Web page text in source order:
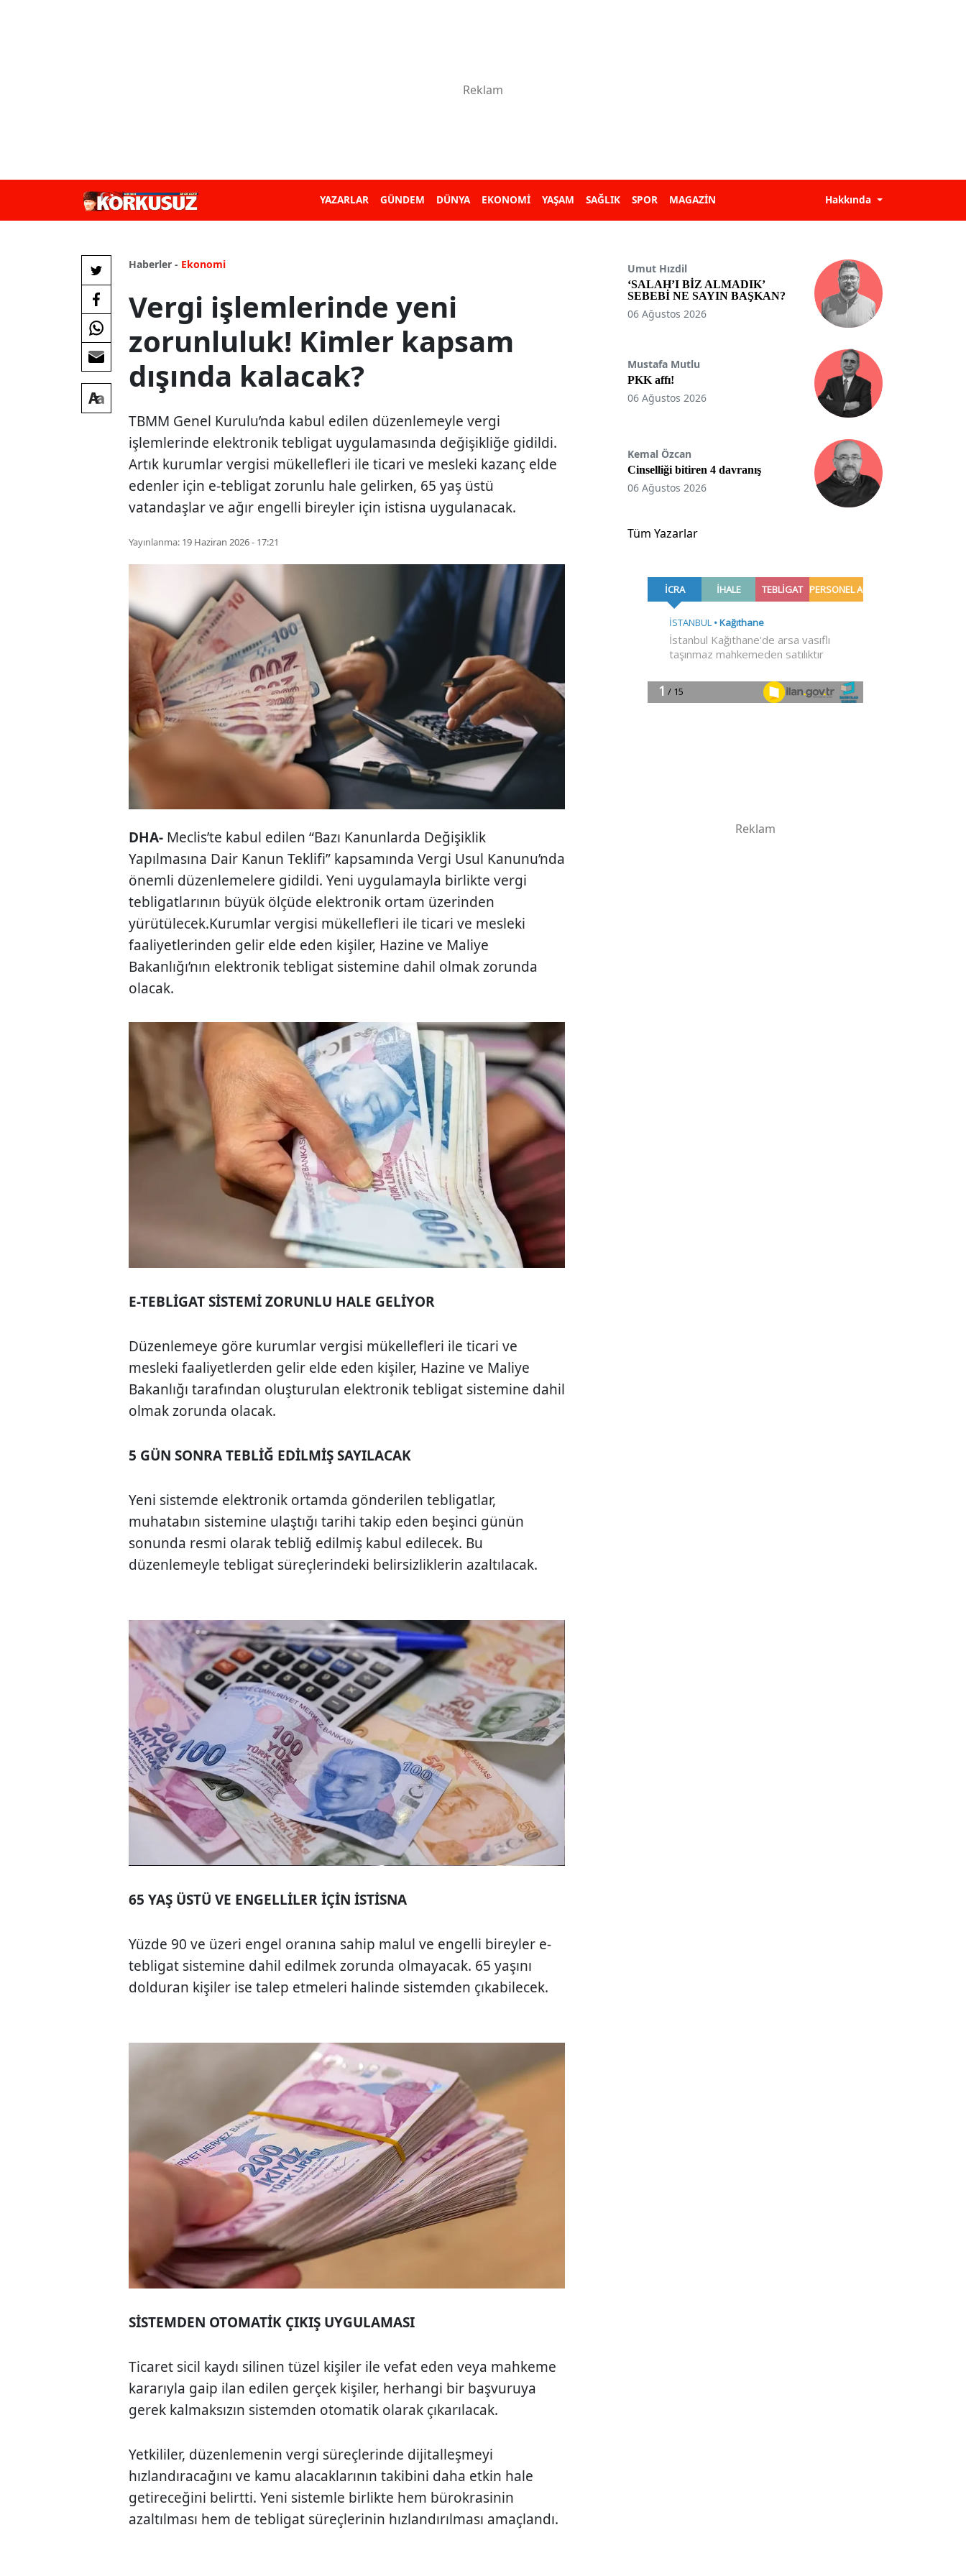
YAZARLAR GÜNDEM DÜNYA EKONOMİ YAŞAM SAĞLIK SPOR MAGAZİN Hakkında
Haberler - Ekonomi
Vergi işlemlerinde yeni
zorunluluk! Kimler kapsam
dışında kalacak?
TBMM Genel Kurulu’nda kabul edilen düzenlemeyle vergi
işlemlerinde elektronik tebligat uygulamasında değişikliğe gidildi.
Artık kurumlar vergisi mükellefleri ile ticari ve mesleki kazanç elde
edenler için e-tebligat zorunlu hale gelirken, 65 yaş üstü
vatandaşlar ve ağır engelli bireyler için istisna uygulanacak.
Yayınlanma: 19 Haziran 2026 - 17:21
DHA- Meclis’te kabul edilen “Bazı Kanunlarda Değişiklik
Yapılmasına Dair Kanun Teklifi” kapsamında Vergi Usul Kanunu’nda
önemli düzenlemelere gidildi. Yeni uygulamayla birlikte vergi
tebligatlarının büyük ölçüde elektronik ortam üzerinden
yürütülecek.Kurumlar vergisi mükellefleri ile ticari ve mesleki
faaliyetlerinden gelir elde eden kişiler, Hazine ve Maliye
Bakanlığı’nın elektronik tebligat sistemine dahil olmak zorunda
olacak.
E-TEBLİGAT SİSTEMİ ZORUNLU HALE GELİYOR
Düzenlemeye göre kurumlar vergisi mükellefleri ile ticari ve
mesleki faaliyetlerden gelir elde eden kişiler, Hazine ve Maliye
Bakanlığı tarafından oluşturulan elektronik tebligat sistemine dahil
olmak zorunda olacak.
5 GÜN SONRA TEBLİĞ EDİLMİŞ SAYILACAK
Yeni sistemde elektronik ortamda gönderilen tebligatlar,
muhatabın sistemine ulaştığı tarihi takip eden beşinci günün
sonunda resmi olarak tebliğ edilmiş kabul edilecek. Bu
düzenlemeyle tebligat süreçlerindeki belirsizliklerin azaltılacak.
65 YAŞ ÜSTÜ VE ENGELLİLER İÇİN İSTİSNA
Yüzde 90 ve üzeri engel oranına sahip malul ve engelli bireyler e-
tebligat sistemine dahil edilmek zorunda olmayacak. 65 yaşını
dolduran kişiler ise talep etmeleri halinde sistemden çıkabilecek.
SİSTEMDEN OTOMATİK ÇIKIŞ UYGULAMASI
Ticaret sicil kaydı silinen tüzel kişiler ile vefat eden veya mahkeme
kararıyla gaip ilan edilen gerçek kişiler, herhangi bir başvuruya
gerek kalmaksızın sistemden otomatik olarak çıkarılacak.
Yetkililer, düzenlemenin vergi süreçlerinde dijitalleşmeyi
hızlandıracağını ve kamu alacaklarının takibini daha etkin hale
getireceğini belirtti. Yeni sistemle birlikte hem bürokrasinin
azaltılması hem de tebligat süreçlerinin hızlandırılması amaçlandı.
Umut Hızdil
‘SALAH’I BİZ ALMADIK’
SEBEBİ NE SAYIN BAŞKAN?
06 Ağustos 2026
Mustafa Mutlu
PKK affı!
06 Ağustos 2026
Kemal Özcan
Cinselliği bitiren 4 davranış
06 Ağustos 2026
Tüm Yazarlar